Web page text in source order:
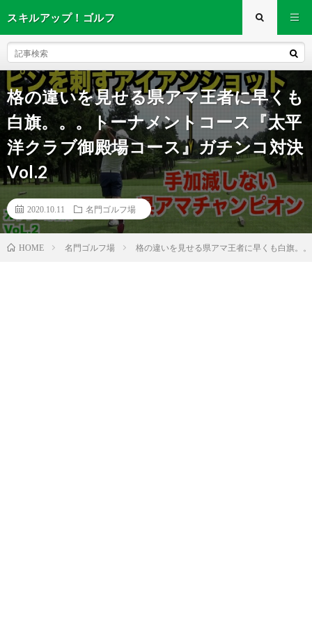
スキルアップ！ゴルフ
格の違いを見せる県アマ王者に早くも
白旗。。。トーナメントコース『太平
洋クラブ御殿場コース』ガチンコ対決
Vol.2
2020.10.11 名門ゴルフ場
HOME 名門ゴルフ場 格の違いを見せる県アマ王者に早くも白旗。